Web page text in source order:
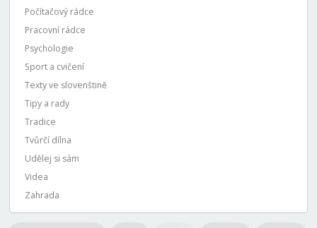
Počítačový rádce
Pracovní rádce
Psychologie
Sport a cvičení
Texty ve slovenštině
Tipy a rady
Tradice
Tvůrčí dílna
Udělej si sám
Videa
Zahrada